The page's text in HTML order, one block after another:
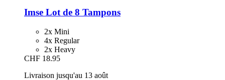
Imse Lot de 8 Tampons
2x Mini
4x Regular
2x Heavy
CHF 18.95
Livraison jusqu'au 13 août